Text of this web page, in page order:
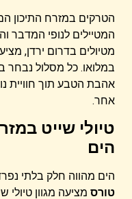
הטרקים במזרח התיכון
המטיילים לנופי המדבר
מטיולים בדרום ירדן,
במלואו. כל מסלול
אהבת הטבע תוך חוויית
אחר.
טיולי שייט
הים
הים מהווה חלק בלתי
טורס מציעה מגוון טיולי